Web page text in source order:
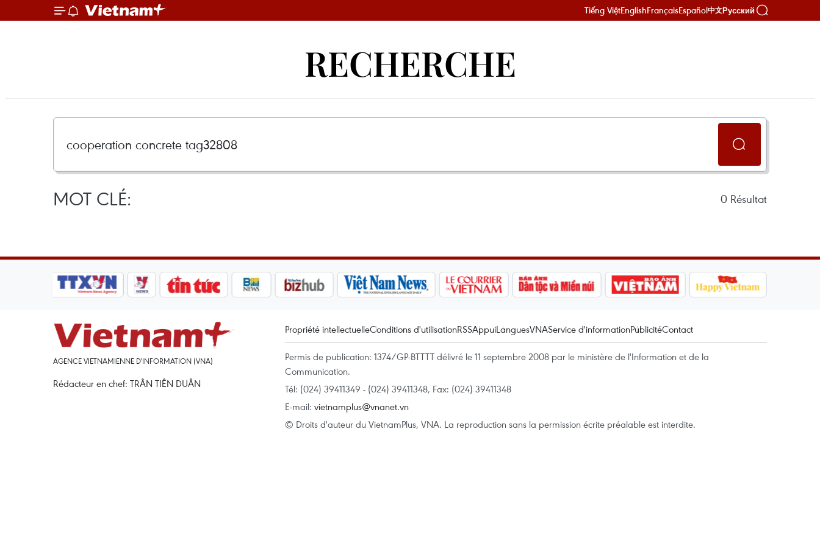
Tiếng ViệtEnglishFrançaisEspañol中文Русский
RECHERCHE
MOT CLÉ: 0 Résultat
AGENCE VIETNAMIENNE D'INFORMATION (VNA)
Rédacteur en chef: TRÂN TIÊN DUÂN
Propriété intellectuelleConditions d'utilisationRSSAppuiLanguesVNAService d'informationPublicitéContact
Permis de publication: 1374/GP-BTTTT délivré le 11 septembre 2008 par le ministère de l'Information et de la
Communication.
Tél: (024) 39411349 - (024) 39411348, Fax: (024) 39411348
E-mail: vietnamplus@vnanet.vn
© Droits d'auteur du VietnamPlus, VNA. La reproduction sans la permission écrite préalable est interdite.